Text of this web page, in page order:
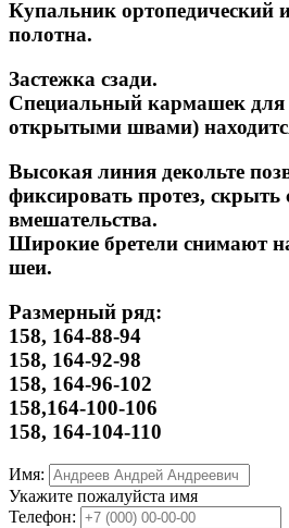
Купальник ортопедический
полотна.
Застежка сзади.
Специальный кармашек для
открытыми швами)
Высокая линия декольте
фиксировать протез, скрыть
вмешательства.
Широкие бретели снимают
шеи.
Размерный ряд:
158, 164-88-94
158, 164-92-98
158, 164-96-102
158,164-100-106
158, 164-104-110
Имя:
Укажите пожалуйста имя
Телефон: